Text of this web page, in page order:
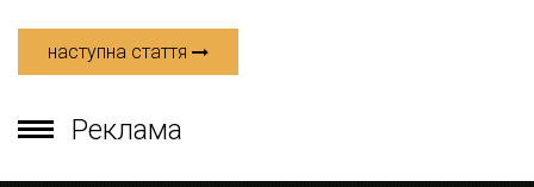
наступна стаття
Реклама